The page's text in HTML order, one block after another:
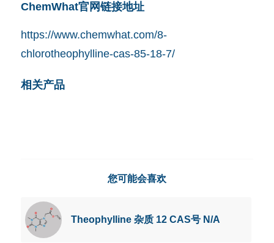
ChemWhat官网链接地址
https://www.chemwhat.com/8-
chlorotheophylline-cas-85-18-7/
相关产品
您可能会喜欢
Theophylline 杂质 12 CAS号 N/A